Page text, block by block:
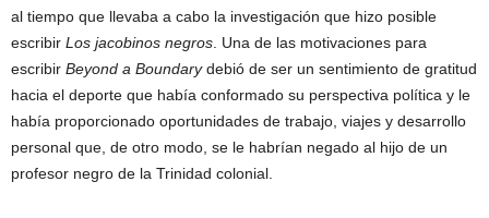
al tiempo que llevaba a cabo la investigación que hizo posible
escribir Los jacobinos negros . Una de las motivaciones para
escribir Beyond a Boundarydebió de ser un sentimiento de gratitud
hacia el deporte que había conformado su perspectiva política y le
había proporcionado oportunidades de trabajo, viajes y desarrollo
personal que, de otro modo, se le habrían negado al hijo de un
profesor negro de la Trinidad colonial.